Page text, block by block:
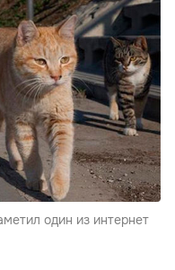
один из интернет